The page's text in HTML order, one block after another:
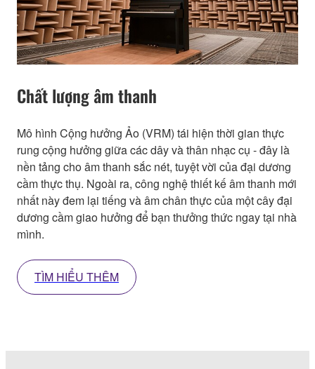
Chất lượng âm thanh
Mô hình Cộng hưởng Ảo (VRM) tái hiện thời gian thực
rung cộng hưởng giữa các dây và thân nhạc cụ - đây là
nền tảng cho âm thanh sắc nét, tuyệt vời của đại dương
cầm thực thụ. Ngoài ra, công nghệ thiết kế âm thanh mới
nhất này đem lại tiếng và âm chân thực của một cây đại
dương cầm giao hưởng để bạn thưởng thức ngay tại nhà
mình.
TÌM HIỂU THÊM